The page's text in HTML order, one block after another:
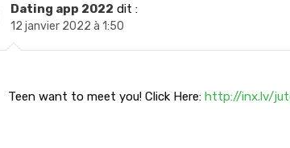
Dating app 2022 dit :
12 janvier 2022 à 1:50
Teen want to meet you! Click Here: http://inx.lv/